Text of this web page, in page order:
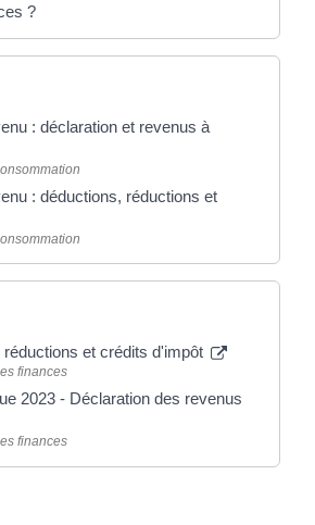
?
: déclaration et revenus à
: déductions, réductions et
et crédits d'impôt
finances
2023 - Déclaration des revenus
finances